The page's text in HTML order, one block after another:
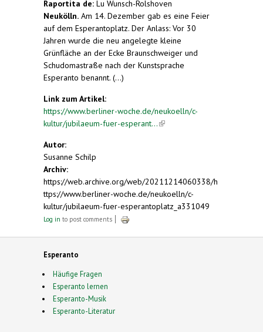
Raportita de: Lu Wunsch-Rolshoven
Neukölln. Am 14. Dezember gab es eine Feier
auf dem Esperantoplatz. Der Anlass: Vor 30
Jahren wurde die neu angelegte kleine
Grünfläche an der Ecke Braunschweiger und
Schudomastraße nach der Kunstsprache
Esperanto benannt. (...)
Link zum Artikel:
https://www.berliner-woche.de/neukoelln/c-
kultur/jubilaeum-fuer-esperant...(link is external)
Autor:
Susanne Schilp
Archiv:
https://web.archive.org/web/20211214060338/h
ttps://www.berliner-woche.de/neukoelln/c-
kultur/jubilaeum-fuer-esperantoplatz_a331049
Log in to post comments
Esperanto
Häufige Fragen
Esperanto lernen
Esperanto-Musik
Esperanto-Literatur